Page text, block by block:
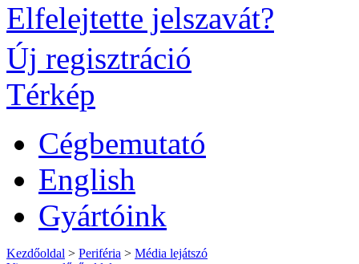
Elfelejtette jelszavát?
Új regisztráció
Térkép
Cégbemutató
English
Gyártóink
Kezdőoldal > Periféria > Média lejátszó